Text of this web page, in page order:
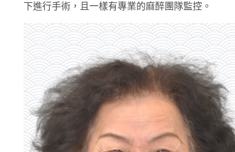
下進行手術，且一樣有專業的麻醉團隊監控。